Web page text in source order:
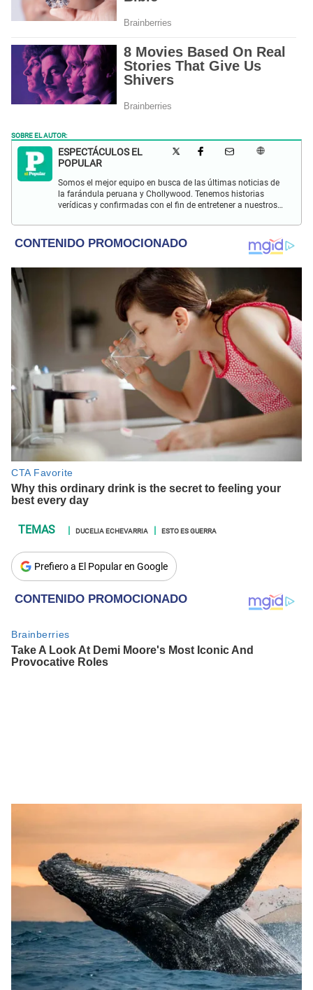
SOBRE EL AUTOR:
ESPECTÁCULOS EL
POPULAR
Somos el mejor equipo en busca de las últimas noticias de
la farándula peruana y Chollywood. Tenemos historias
verídicas y confirmadas con el fin de entretener a nuestros
DUCELIA ECHEVARRIA ESTO ES GUERRA
Prefiero a El Popular en Google